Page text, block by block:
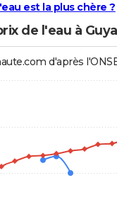
est la plus chère ?
de l'eau à
d'après